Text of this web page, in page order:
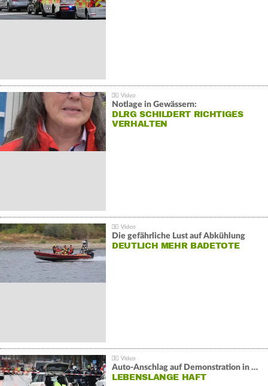
Notlage in Gewässern:
DLRG SCHILDERT RICHTIGES
VERHALTEN
Die gefährliche Lust auf Abkühlung
DEUTLICH MEHR BADETOTE
Auto-Anschlag auf Demonstration in München:
LEBENSLANGE HAFT